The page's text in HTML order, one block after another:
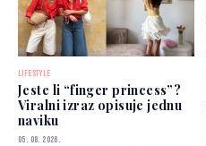
LIFESTYLE
Jeste li “finger princess”?
Viralni izraz opisuje jednu
naviku
05. 08. 2026.